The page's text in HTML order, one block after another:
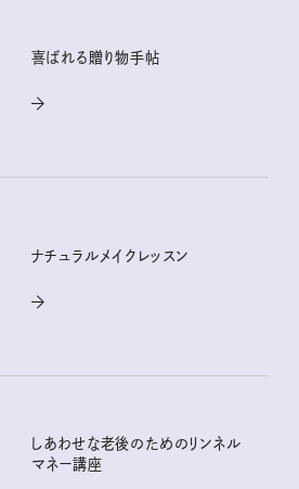
喜ばれる贈り物手帖
ナチュラルメイクレッスン
しあわせな老後のためのリンネル
マネー講座